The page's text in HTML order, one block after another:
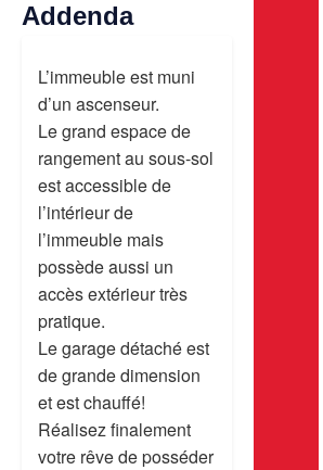
Addenda
L’immeuble est muni
d’un ascenseur.
Le grand espace de
rangement au sous-sol
est accessible de
l’intérieur de
l’immeuble mais
possède aussi un
accès extérieur très
pratique.
Le garage détaché est
de grande dimension
et est chauffé!
Réalisez finalement
votre rêve de posséder